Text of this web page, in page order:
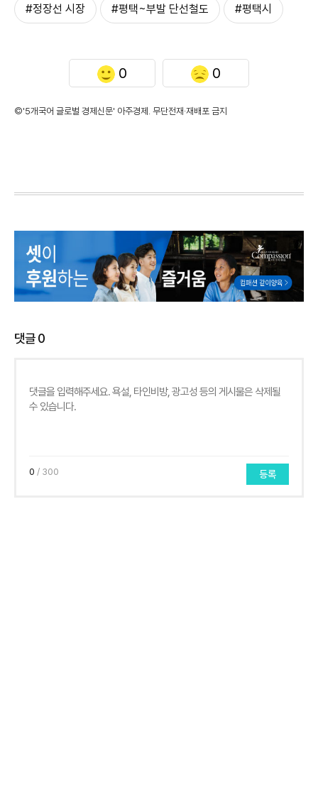
#정장선 시장 #평택~부발 단선철도 #평택시
0 0
©'5개국어 글로벌 경제신문' 아주경제. 무단전재·재배포 금지
댓글0
0 / 300 등록